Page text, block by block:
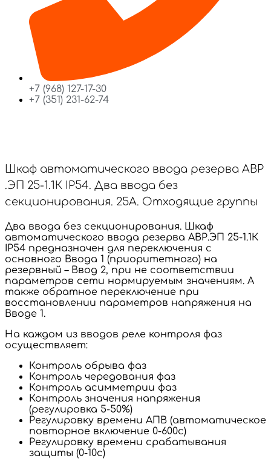
+7 (968) 127-17-30
+7 (351) 231-62-74
Шкаф автоматического ввода резерва АВР
.ЭП 25-1.1К IP54. Два ввода без
секционирования. 25А. Отходящие группы
Два ввода без секционирования. Шкаф
автоматического ввода резерва АВР.ЭП 25-1.1К
IP54 предназначен для переключения с
основного Ввода 1 (приоритетного) на
резервный – Ввод 2, при не соответствии
параметров сети нормируемым значениям. А
также обратное переключение при
восстановлении параметров напряжения на
Вводе 1.
На каждом из вводов реле контроля фаз
осуществляет:
Контроль обрыва фаз
Контроль чередования фаз
Контроль асимметрии фаз
Контроль значения напряжения
(регулировка 5-50%)
Регулировку времени АПВ (автоматическое
повторное включение 0-600с)
Регулировку времени срабатывания
защиты (0-10с)